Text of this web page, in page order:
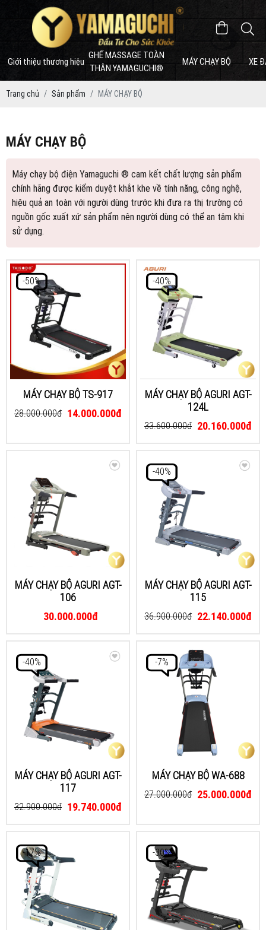
Giới thiệu thương hiệu
GHẾ MASSAGE TOÀN
THÂN YAMAGUCHI®
MÁY CHẠY BỘ XE
Trang chủ Sản phẩm MÁY CHẠY BỘ
MÁY CHẠY BỘ
Máy chạy bộ điện Yamaguchi ® cam kết chất lượng sản phẩm
chính hãng được kiểm duyệt khắt khe về tính năng, công nghệ,
hiệu quả an toàn với người dùng trước khi đưa ra thị trường có
nguồn gốc xuất xứ sản phẩm nên người dùng có thể an tâm khi
sử dụng.
-50%
MÁY CHẠY BỘ TS-917
28.000.000đ 14.000.000đ
-40%
MÁY CHẠY BỘ AGURI AGT-
124L
33.600.000đ 20.160.000đ
MÁY CHẠY BỘ AGURI AGT-
106
30.000.000đ
-40%
MÁY CHẠY BỘ AGURI AGT-
115
36.900.000đ 22.140.000đ
-40%
MÁY CHẠY BỘ AGURI AGT-
117
32.900.000đ 19.740.000đ
-7%
MÁY CHẠY BỘ WA-688
27.000.000đ 25.000.000đ
-17% -30%